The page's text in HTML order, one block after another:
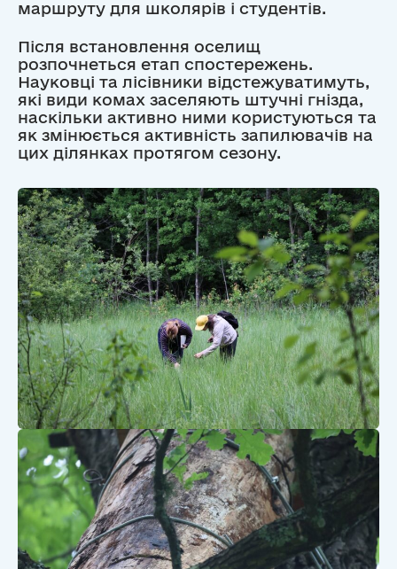
маршруту для школярів і студентів.
Після встановлення оселищ
розпочнеться етап спостережень.
Науковці та лісівники відстежуватимуть,
які види комах заселяють штучні гнізда,
наскільки активно ними користуються та
як змінюється активність запилювачів на
цих ділянках протягом сезону.